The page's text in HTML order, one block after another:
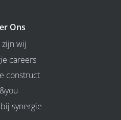
Ons
wij
careers
construct
synergie